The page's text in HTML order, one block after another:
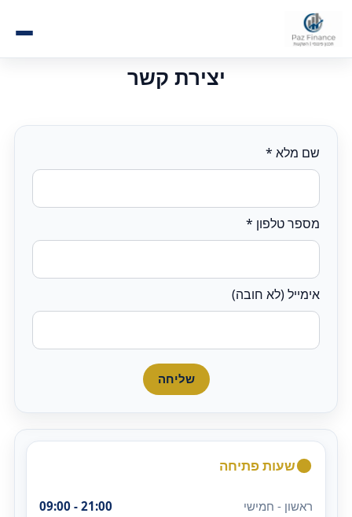
יצירת קשר
שם מלא *
מספר טלפון *
אימייל (לא חובה)
שליחה
שעות פתיחה
ראשון - חמישי 09:00 - 21:00